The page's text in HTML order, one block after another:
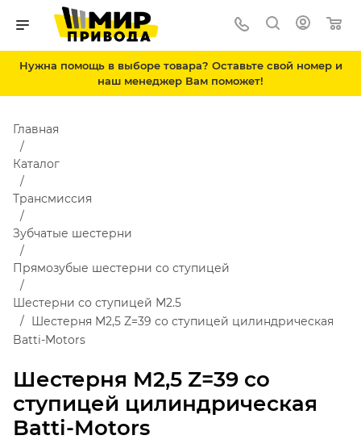
Нужна помощь в выборе товара? Оставьте свой номер и
наш менеджер Вам поможет!
Шестерня M2,5 Z=39 со
ступицей цилиндрическая
Batti-Motors
Главная
Каталог
Трансмиссия
Зубчатые шестерни
Прямозубые шестерни со ступицей
Шестерни со ступицей М2.5
Шестерня M2,5 Z=39 со ступицей цилиндрическая
Batti-Motors